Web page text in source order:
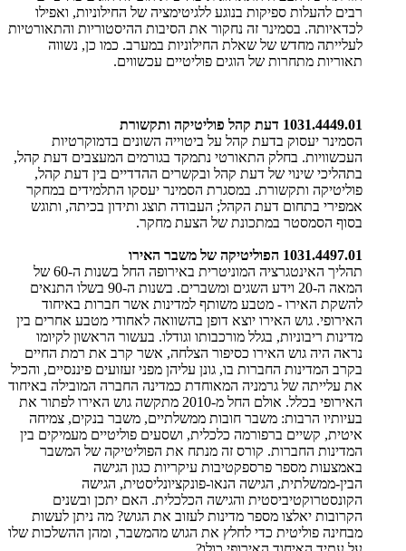
רבים להעלות ספיקות בנוגע ללגיטימציה של החילוניות, ואפילו
לכדאיותה. בסמינר זה נחקור את הסיבות ההיסטוריות והתאורטיות
לעלייתה מחדש של שאלת החילוניות במערב. כמו כן, נשווה
תאוריות מתחרות של הוגים פוליטיים עכשווים.
1031.4449.01 דעת קהל פוליטיקה ותקשורת
הסמינר יעסוק בדעת קהל על ביטוייה השונים בדמוקרטיות
העכשוויות. בחלק התאורטי נתמקד בגורמים המעצבים דעת קהל,
בתהליכי שינוי של דעת קהל ובקשרים ההדדיים בין דעת קהל,
פוליטיקה ותקשורת. במסגרת הסמינר יעסקו התלמידים במחקר
אמפירי בתחום דעת הקהל; העבודה תוצג ותידון בכיתה, ותוגש
בסוף הסמסטר במתכונת של הצעת מחקר.
1031.4497.01 הפוליטיקה של משבר האירו
​תהליך האינטגרציה המוניטרית באירופה החל בשנות ה-60 של
המאה ה-20 וידע השגים ומשברים. בשנות ה-90 בשלו התנאים
להשקת האירו - מטבע משותף למדינות אשר חברות באיחוד
האירופי. גוש האירו יוצא דופן בהשוואה לאחודי מטבע אחרים בין
מדינות ריבוניות, בגלל מורכבותו וגודלו. בעשור הראשון לקיומו
נראה היה גוש האירו כסיפור הצלחה, אשר קרב את רמת החיים
בקרב המדינות החברות בו, גונן עליהן מפני זעזועים פיננסיים, והכיל
את עלייתה של גרמניה המאוחדת כמדינה החברה המובילה באיחוד
האירופי בכלל. אולם החל מ-2010 מתקשה גוש האירו לפתור את
בעיותיו הרבות: משבר חובות ממשלתיים, משבר בנקים, צמיחה
איטית, קשיים ברפורמה כלכלית, ושסעים פוליטיים מעמיקים בין
המדינות החברות. קורס זה מנתח את הפוליטיקה של המשבר
באמצעות מספר פרספקטיבות עיקריות כגון הגישה
הבין-ממשלתית, הגישה הנאו-פונקציונליסטית, הגישה
הקונסטרוקטיביסטית והגישה הכלכלית. האם יתכן ובשנים
הקרובות יאלצו מספר מדינות לעזוב את הגוש? מה ניתן לעשות
מבחינה פוליטית כדי לחלץ את הגוש מהמשבר, ומהן ההשלכות שלו